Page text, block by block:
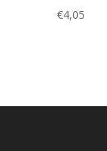
€4,05